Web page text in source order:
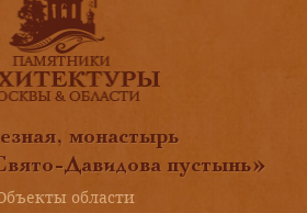
монастырь
Давидова пустынь»
области